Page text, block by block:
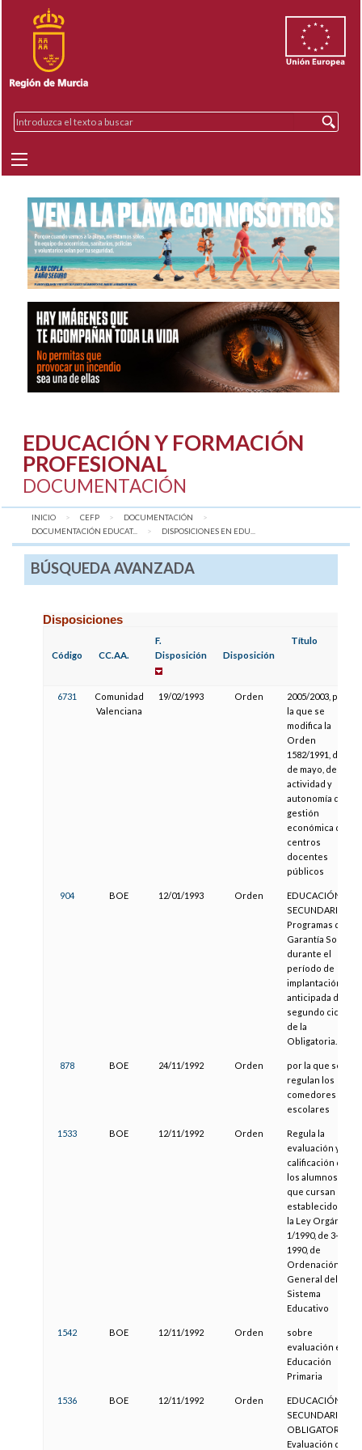
EDUCACIÓN Y FORMACIÓN
PROFESIONAL
DOCUMENTACIÓN
INICIO CEFP
DOCUMENTACIÓN
DOCUMENTACIÓN EDUCAT...
AQUÍ:
DISPOSICIONES EN EDU...
BÚSQUEDA AVANZADA
Disposiciones
Código CC.AA.
F.
Disposición
Disposición
Título
6731
Comunidad
Valenciana
19/02/1993 Orden
2005/2003, por
la que se
modifica la
Orden
1582/1991, de 2
de mayo, de
actividad y
autonomía de
gestión
económica de
centros
docentes
públicos
904 BOE 12/01/1993 Orden
EDUCACIÓN
SECUNDARIA.
Programas de
Garantía Social
durante el
período de
implantación
anticipada del
segundo ciclo
de la
Obligatoria.
878 BOE 24/11/1992 Orden
por la que se
regulan los
comedores
escolares
1533 BOE 12/11/1992 Orden
Regula la
evaluación y la
calificación de
los alumnos
que cursan el
establecido en
la Ley Orgánica
1/1990, de 3-10-
1990, de
Ordenación
General del
Sistema
Educativo
1542 BOE 12/11/1992 Orden
sobre
evaluación en
Educación
Primaria
1536 BOE 12/11/1992 Orden
EDUCACIÓN
SECUNDARIA
OBLIGATORIA.
Evaluación de